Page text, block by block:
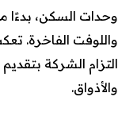
وحدات السكن، بدءًا
واللوفت الفاخرة.
التزام الشركة
والأذواق.